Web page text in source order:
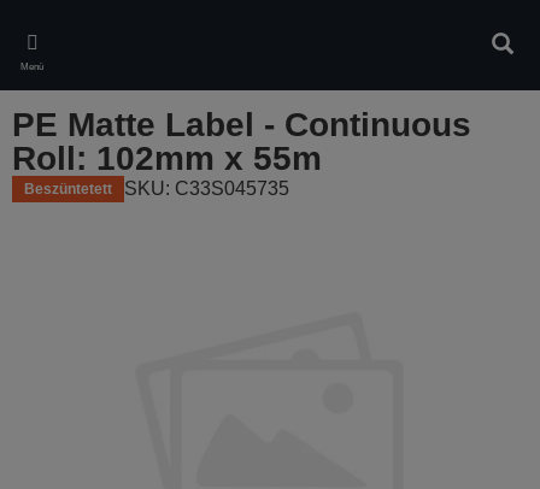
main
content
Menü
PE Matte Label - Continuous
Roll: 102mm x 55m
Beszüntetett SKU: C33S045735